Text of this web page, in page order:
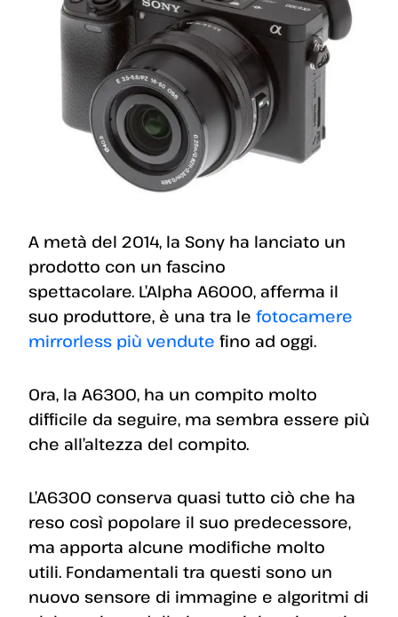
A metà del 2014, la Sony ha lanciato un
prodotto con un fascino
spettacolare. L’Alpha A6000, afferma il
suo produttore, è una tra le fotocamere
mirrorless più vendute fino ad oggi.
Ora, la A6300, ha un compito molto
difficile da seguire, ma sembra essere più
che all’altezza del compito.
L’A6300 conserva quasi tutto ciò che ha
reso così popolare il suo predecessore,
ma apporta alcune modifiche molto
utili. Fondamentali tra questi sono un
nuovo sensore di immagine e algoritmi di